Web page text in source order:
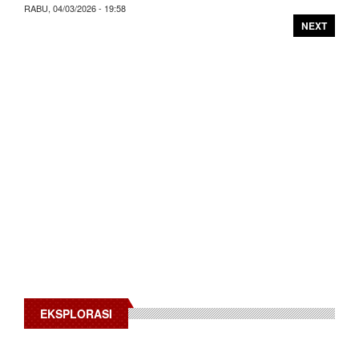
RABU, 04/03/2026 - 19:58
NEXT
EKSPLORASI